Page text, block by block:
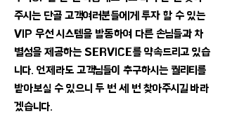
주시는 단골 고객여러분들에게 투자 할 수 있는
VIP 우선 시스템을 발동하여 다른 손님들과 차
별성을 제공하는 SERVICE를 약속드리고 있습
니다. 언제라도 고객님들이 추구하시는 퀄리티를
받아보실 수 있으니 두 번 세 번 찾아주시길 바라
겠습니다.